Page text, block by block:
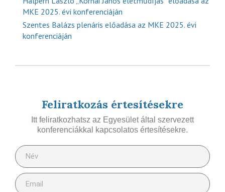
MKE 2025. évi konferenciáján
Szentes Balázs plenáris előadása az MKE 2025. évi
konferenciáján
Feliratkozás értesítésekre
Itt feliratkozhatsz az Egyesület által szervezett
konferenciákkal kapcsolatos értesítésekre.